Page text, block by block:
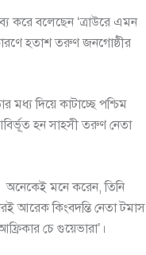
করে বলেছেন ‘ত্রাউরে এমন
কারণে হতাশ তরুণ জনগোষ্ঠীর
মধ্য দিয়ে কাটাচ্ছে পশ্চিম
হন সাহসী তরুণ নেতা
অনেকেই মনে করেন, তিনি
আরেক কিংবদন্তি নেতা টমাস
চে গুয়েভারা’।